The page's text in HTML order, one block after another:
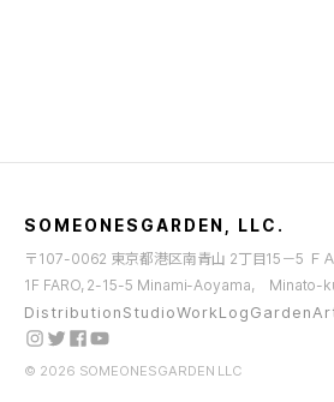
SOMEONESGARDEN, LLC.
〒107-0062 東京都港区南青山 2丁目15－5 Ｆ
1F FARO, 2-15-5 Minami-Aoyama, Minato-
Distribution StudioWorkLog Garden
© 2026 SOMEONESGARDEN LLC